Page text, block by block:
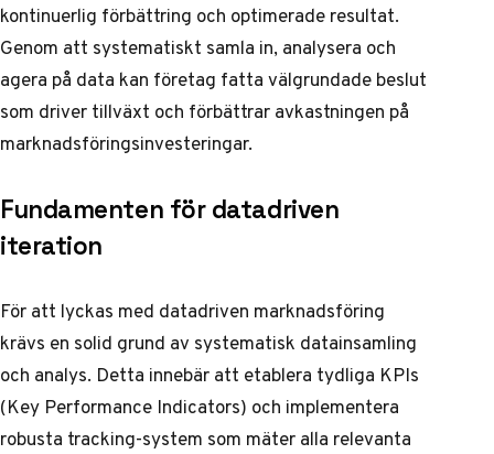
kontinuerlig förbättring och optimerade resultat.
Genom att systematiskt samla in, analysera och
agera på data kan företag fatta välgrundade beslut
som driver tillväxt och förbättrar avkastningen på
marknadsföringsinvesteringar.
Fundamenten för datadriven
iteration
För att lyckas med datadriven marknadsföring
krävs en solid grund av systematisk datainsamling
och analys. Detta innebär att etablera tydliga KPIs
(Key Performance Indicators) och implementera
robusta tracking-system som mäter alla relevanta